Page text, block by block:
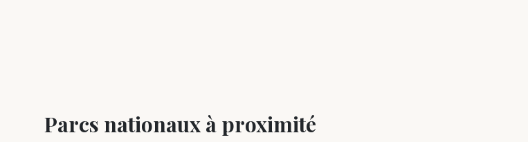
Parcs nationaux à proximité